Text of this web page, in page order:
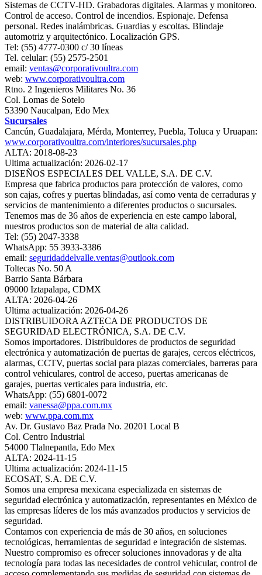
Sistemas de CCTV-HD. Grabadoras digitales. Alarmas y monitoreo.
Control de acceso. Control de incendios. Espionaje. Defensa
personal. Redes inalámbricas. Guardias y escoltas. Blindaje
automotriz y arquitectónico. Localización GPS.
Tel: (55) 4777-0300 c/ 30 líneas
Tel. celular: (55) 2575-2501
email: ventas@corporativoultra.com
web: www.corporativoultra.com
Rtno. 2 Ingenieros Militares No. 36
Col. Lomas de Sotelo
53390 Naucalpan, Edo Mex
Sucursales
Cancún, Guadalajara, Mérda, Monterrey, Puebla, Toluca y Uruapan:
www.corporativoultra.com/interiores/sucursales.php
ALTA: 2018-08-23
Ultima actualización: 2026-02-17
DISEÑOS ESPECIALES DEL VALLE, S.A. DE C.V.
Empresa que fabrica productos para protección de valores, como
son cajas, cofres y puertas blindadas, así como venta de cerraduras y
servicios de mantenimiento a diferentes productos o sucursales.
Tenemos mas de 36 años de experiencia en este campo laboral,
nuestros productos son de material de alta calidad.
Tel: (55) 2047-3338
WhatsApp: 55 3933-3386
email: seguridaddelvalle.ventas@outlook.com
Toltecas No. 50 A
Barrio Santa Bárbara
09000 Iztapalapa, CDMX
ALTA: 2026-04-26
Ultima actualización: 2026-04-26
DISTRIBUIDORA AZTECA DE PRODUCTOS DE
SEGURIDAD ELECTRÓNICA, S.A. DE C.V.
Somos importadores. Distribuidores de productos de seguridad
electrónica y automatización de puertas de garajes, cercos eléctricos,
alarmas, CCTV, puertas social para plazas comerciales, barreras para
control vehiculares, control de acceso, puertas americanas de
garajes, puertas verticales para industria, etc.
WhatsApp: (55) 6801-0072
email: vanessa@ppa.com.mx
web: www.ppa.com.mx
Av. Dr. Gustavo Baz Prada No. 20201 Local B
Col. Centro Industrial
54000 Tlalnepantla, Edo Mex
ALTA: 2024-11-15
Ultima actualización: 2024-11-15
ECOSAT, S.A. DE C.V.
Somos una empresa mexicana especializada en sistemas de
seguridad electrónica y automatización, representantes en México de
las empresas líderes de los más avanzados productos y servicios de
seguridad.
Contamos con experiencia de más de 30 años, en soluciones
tecnológicas, herramientas de seguridad e integración de sistemas.
Nuestro compromiso es ofrecer soluciones innovadoras y de alta
tecnología para todas las necesidades de control vehicular, control de